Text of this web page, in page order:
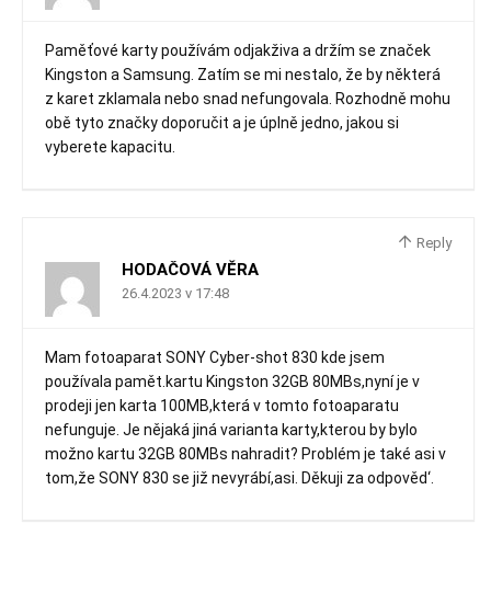
Paměťové karty používám odjakživa a držím se značek
Kingston a Samsung. Zatím se mi nestalo, že by některá
z karet zklamala nebo snad nefungovala. Rozhodně mohu
obě tyto značky doporučit a je úplně jedno, jakou si
vyberete kapacitu.
Reply
HODAČOVÁ VĚRA
26.4.2023 v 17:48
Mam fotoaparat SONY Cyber-shot 830 kde jsem
používala pamět.kartu Kingston 32GB 80MBs,nyní je v
prodeji jen karta 100MB,která v tomto fotoaparatu
nefunguje. Je nějaká jiná varianta karty,kterou by bylo
možno kartu 32GB 80MBs nahradit? Problém je také asi v
tom,že SONY 830 se již nevyrábí,asi. Děkuji za odpověd‘.